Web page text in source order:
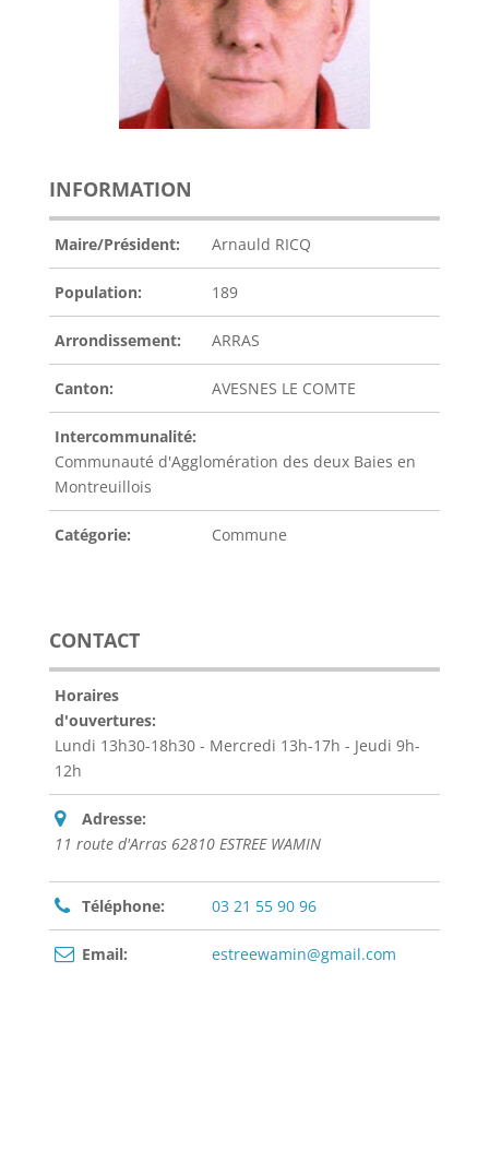
INFORMATION
Maire/Président: Arnauld RICQ
Population: 189
Arrondissement: ARRAS
Canton: AVESNES LE COMTE
Intercommunalité:
Communauté d'Agglomération des deux Baies en
Montreuillois
Catégorie: Commune
CONTACT
Horaires
d'ouvertures:
Lundi 13h30-18h30 - Mercredi 13h-17h - Jeudi 9h-
12h
Adresse:
11 route d'Arras 62810 ESTREE WAMIN
Téléphone: 03 21 55 90 96
Email: estreewamin@gmail.com